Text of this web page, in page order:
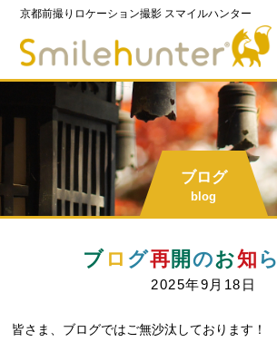
京都前撮りロケーション撮影 スマイルハンター
ブログ
blog
ブ ロ グ再開 のお知 ら
2025年9月18日
皆さま、ブログではご無沙汰しております！